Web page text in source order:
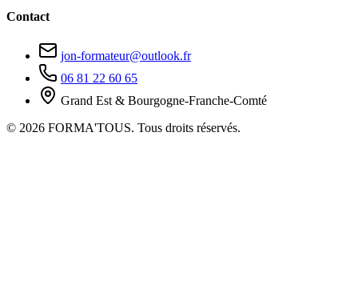
Contact
jon-formateur@outlook.fr
06 81 22 60 65
Grand Est & Bourgogne-Franche-Comté
© 2026 FORMA'TOUS. Tous droits réservés.